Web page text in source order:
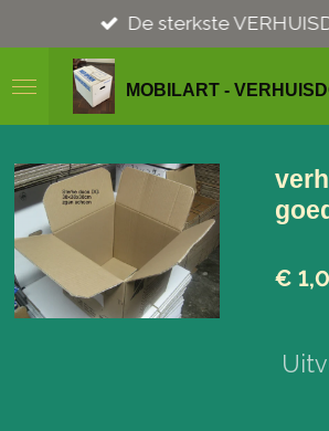
direct
naar
MOBILART -
De sterkste
€